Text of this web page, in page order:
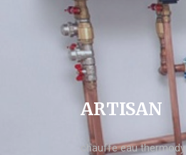
ARTISAN
chauffe eau